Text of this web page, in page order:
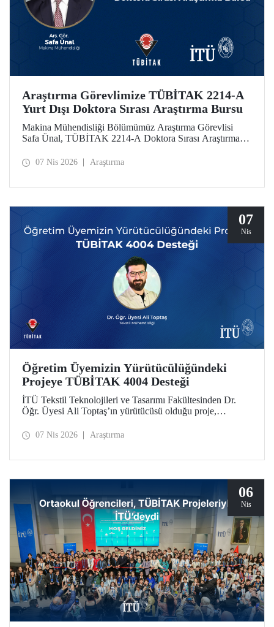
Araştırma Görevlimize TÜBİTAK 2214-A
Yurt Dışı Doktora Sırası Araştırma Bursu
Makina Mühendisliği Bölümümüz Araştırma Görevlisi
Safa Ünal, TÜBİTAK 2214-A Doktora Sırası Araştırma
07 Nis 2026 Araştırma
07
Nis
Öğretim Üyemizin Yürütücülüğündeki
Projeye TÜBİTAK 4004 Desteği
İTÜ Tekstil Teknolojileri ve Tasarımı Fakültesinden Dr.
Öğr. Üyesi Ali Toptaş’ın yürütücüsü olduğu proje,
Destekleme Programı kapsamında desteklenmeye hak
07 Nis 2026 Araştırma
06
Nis